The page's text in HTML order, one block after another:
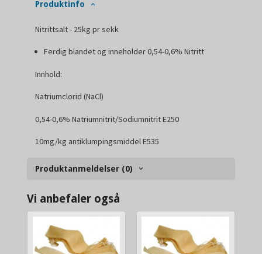
Produktinfo
Nitrittsalt - 25kg pr sekk
Ferdig blandet og inneholder 0,54-0,6% Nitritt
Innhold:
Natriumclorid (NaCl)
0,54-0,6% Natriumnitrit/Sodiumnitrit E250
10mg/kg antiklumpingsmiddel E535
Produktanmeldelser (0)
Vi anbefaler også